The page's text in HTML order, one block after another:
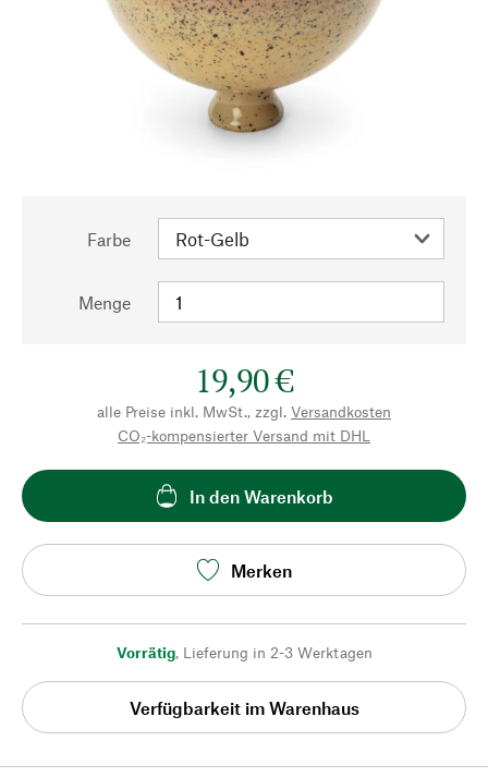
Farbe
Menge
19,90 €
alle Preise inkl. MwSt., zzgl. Versandkosten
CO₂-kompensierter Versand mit DHL
In den Warenkorb
Merken
Vorrätig, Lieferung in 2-3 Werktagen
Verfügbarkeit im Warenhaus